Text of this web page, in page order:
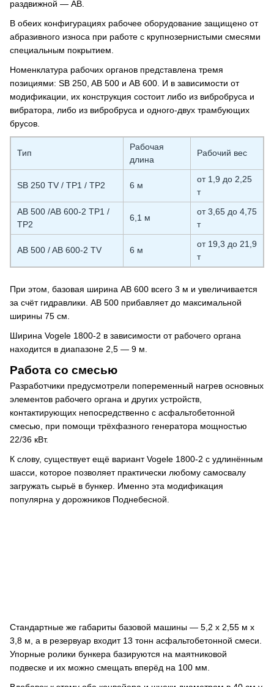
раздвижной — АВ.
В обеих конфигурациях рабочее оборудование защищено от
абразивного износа при работе с крупнозернистыми смесями
специальным покрытием.
Номенклатура рабочих органов представлена тремя
позициями: SB 250, AB 500 и AB 600. И в зависимости от
модификации, их конструкция состоит либо из вибробруса и
вибратора, либо из вибробруса и одного-двух трамбующих
брусов.
Тип
Рабочая
длина
Рабочий вес
SB 250 TV / TP1 / TP2 6 м
от 1,9 до 2,25
т
AB 500 /AB 600-2 TP1 /
TP2
6,1 м
от 3,65 до 4,75
т
AB 500 / AB 600-2 ТV 6 м
от 19,3 до 21,9
т
При этом, базовая ширина AB 600 всего 3 м и увеличивается
за счёт гидравлики. AB 500 прибавляет до максимальной
ширины 75 см.
Ширина Vogele 1800-2 в зависимости от рабочего органа
находится в диапазоне 2,5 — 9 м.
Работа со смесью
Разработчики предусмотрели попеременный нагрев основных
элементов рабочего органа и других устройств,
контактирующих непосредственно с асфальтобетонной
смесью, при помощи трёхфазного генератора мощностью
22/36 кВт.
К слову, существует ещё вариант Vogele 1800-2 с удлинённым
шасси, которое позволяет практически любому самосвалу
загружать сырьё в бункер. Именно эта модификация
популярна у дорожников Поднебесной.
Стандартные же габариты базовой машины — 5,2 x 2,55 м x
3,8 м, а в резервуар входит 13 тонн асфальтобетонной смеси.
Упорные ролики бункера базируются на маятниковой
подвеске и их можно смещать вперёд на 100 мм.